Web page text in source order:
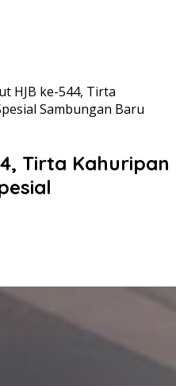
HJB ke-544, Tirta
Sambungan Baru
Tirta Kahuripan